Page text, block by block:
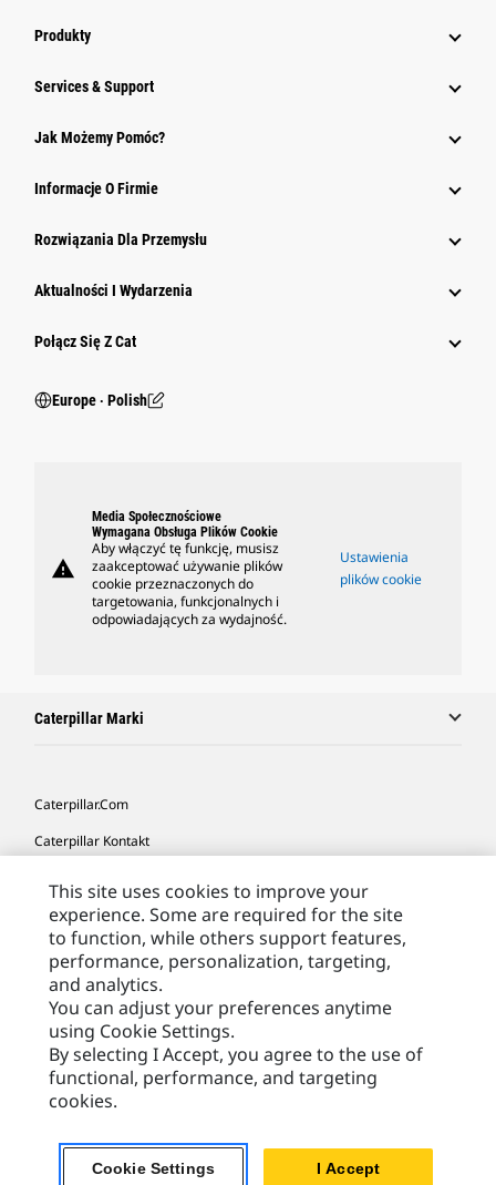
Produkty
Services & Support
Jak Możemy Pomóc?
Informacje O Firmie
Rozwiązania Dla Przemysłu
Aktualności I Wydarzenia
Połącz Się Z Cat
Europe ‧ Polish
warning
Media Społecznościowe
Wymagana Obsługa Plików Cookie
Aby włączyć tę funkcję, musisz
zaakceptować używanie plików
cookie przeznaczonych do
targetowania, funkcjonalnych i
odpowiadających za wydajność.
Ustawienia
plików cookie
Caterpillar Marki
Caterpillar.com
Caterpillar Kontakt
Moje Preferencje Marketingowe
Site Map
Cookie Settings
Legal
Privacy
Europe - Polish© 2026 Caterpillar. Wszelkie prawa zastrzeżone.
This site uses cookies to improve your
experience. Some are required for the site
to function, while others support features,
performance, personalization, targeting,
and analytics.
You can adjust your preferences anytime
using Cookie Settings.
By selecting I Accept, you agree to the use of
functional, performance, and targeting
cookies.
Cookie Settings I Accept